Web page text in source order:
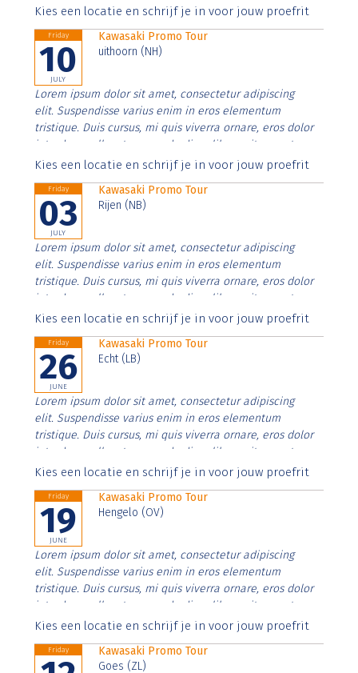
Aenean faucibus nibh et justo cursus id rutrum lorem
Kies een locatie en schrijf je in voor jouw proefrit
Friday
10
JULY
Kawasaki Promo Tour
uithoorn (NH)
Lorem ipsum dolor sit amet, consectetur adipiscing
elit. Suspendisse varius enim in eros elementum
tristique. Duis cursus, mi quis viverra ornare, eros dolor
interdum nulla, ut commodo diam libero vitae erat.
Aenean faucibus nibh et justo cursus id rutrum lorem
Kies een locatie en schrijf je in voor jouw proefrit
Friday
03
JULY
Kawasaki Promo Tour
Rijen (NB)
Lorem ipsum dolor sit amet, consectetur adipiscing
elit. Suspendisse varius enim in eros elementum
tristique. Duis cursus, mi quis viverra ornare, eros dolor
interdum nulla, ut commodo diam libero vitae erat.
Aenean faucibus nibh et justo cursus id rutrum lorem
Kies een locatie en schrijf je in voor jouw proefrit
Friday
26
JUNE
Kawasaki Promo Tour
Echt (LB)
Lorem ipsum dolor sit amet, consectetur adipiscing
elit. Suspendisse varius enim in eros elementum
tristique. Duis cursus, mi quis viverra ornare, eros dolor
interdum nulla, ut commodo diam libero vitae erat.
Aenean faucibus nibh et justo cursus id rutrum lorem
Kies een locatie en schrijf je in voor jouw proefrit
Friday
19
JUNE
Kawasaki Promo Tour
Hengelo (OV)
Lorem ipsum dolor sit amet, consectetur adipiscing
elit. Suspendisse varius enim in eros elementum
tristique. Duis cursus, mi quis viverra ornare, eros dolor
interdum nulla, ut commodo diam libero vitae erat.
Aenean faucibus nibh et justo cursus id rutrum lorem
Kies een locatie en schrijf je in voor jouw proefrit
Friday
Kawasaki Promo Tour
Goes (ZL)